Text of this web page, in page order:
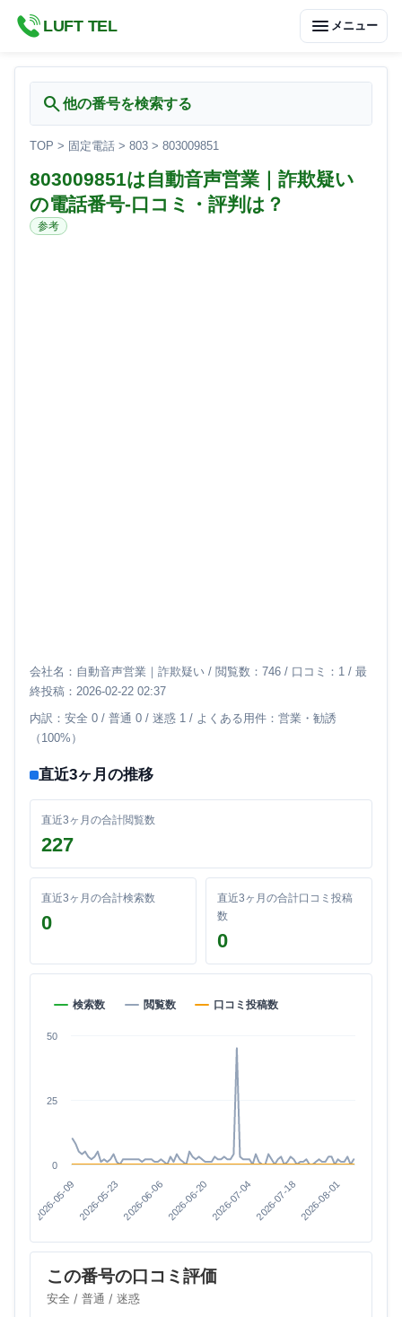
LUFT TEL menu メニュー
search 他の番号を検索する
TOP > 固定電話 > 803 > 803009851
803009851は自動音声営業｜詐欺疑い
の電話番号-口コミ・評判は？
参考
会社名：自動音声営業｜詐欺疑い / 閲覧数：746 / 口コミ：1 / 最
終投稿：2026-02-22 02:37
内訳：安全 0 / 普通 0 / 迷惑 1 / よくある用件：営業・勧誘
（100%）
直近3ヶ月の推移
直近3ヶ月の合計閲覧数
227
直近3ヶ月の合計検索数
0
直近3ヶ月の合計口コミ投稿
数
0
検索数 閲覧数 口コミ投稿数
2026-05-09 2026-05-23 2026-06-06 2026-06-20 2026-07-04 2026-07-18 2026-08-01
0
25
50
この番号の口コミ評価
安全 / 普通 / 迷惑